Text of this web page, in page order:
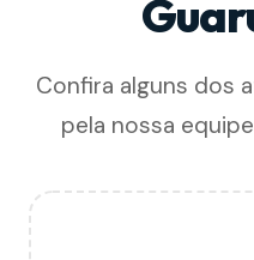
Confira alguns dos
pela nossa